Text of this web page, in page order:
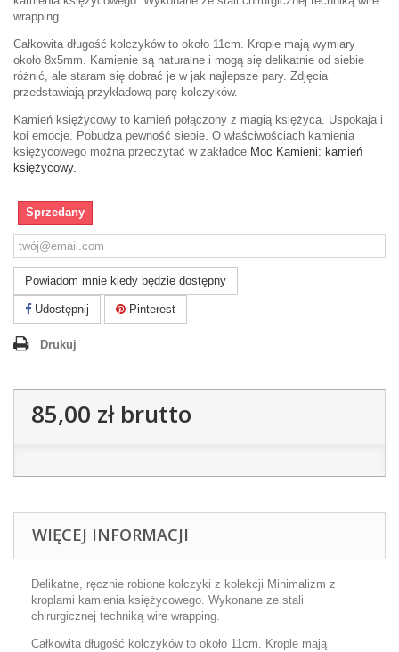
wrapping.
Całkowita długość kolczyków to około 11cm. Krople mają wymiary
około 8x5mm. Kamienie są naturalne i mogą się delikatnie od siebie
różnić, ale staram się dobrać je w jak najlepsze pary. Zdjęcia
przedstawiają przykładową parę kolczyków.
Kamień księżycowy to kamień połączony z magią księżyca. Uspokaja i
koi emocje. Pobudza pewność siebie. O właściwościach kamienia
księżycowego można przeczytać w zakładce Moc Kamieni: kamień
księżycowy.
Sprzedany
Powiadom mnie kiedy będzie dostępny
Udostępnij Pinterest
Drukuj
85,00 złbrutto
WIĘCEJ INFORMACJI
Delikatne, ręcznie robione kolczyki z kolekcji Minimalizm z
kroplami kamienia księżycowego. Wykonane ze stali
chirurgicznej techniką wire wrapping.
Całkowita długość kolczyków to około 11cm. Krople mają